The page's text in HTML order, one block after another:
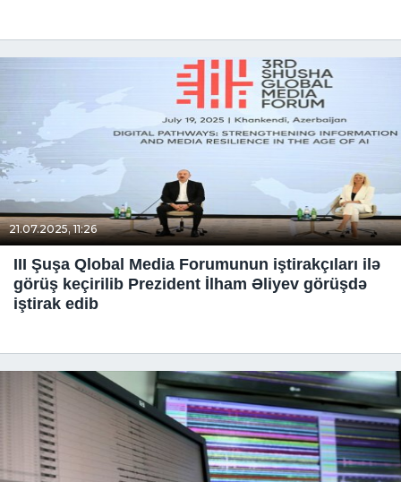
21.07.2025, 11:26
III Şuşa Qlobal Media Forumunun iştirakçıları ilə
görüş keçirilib Prezident İlham Əliyev görüşdə
iştirak edib